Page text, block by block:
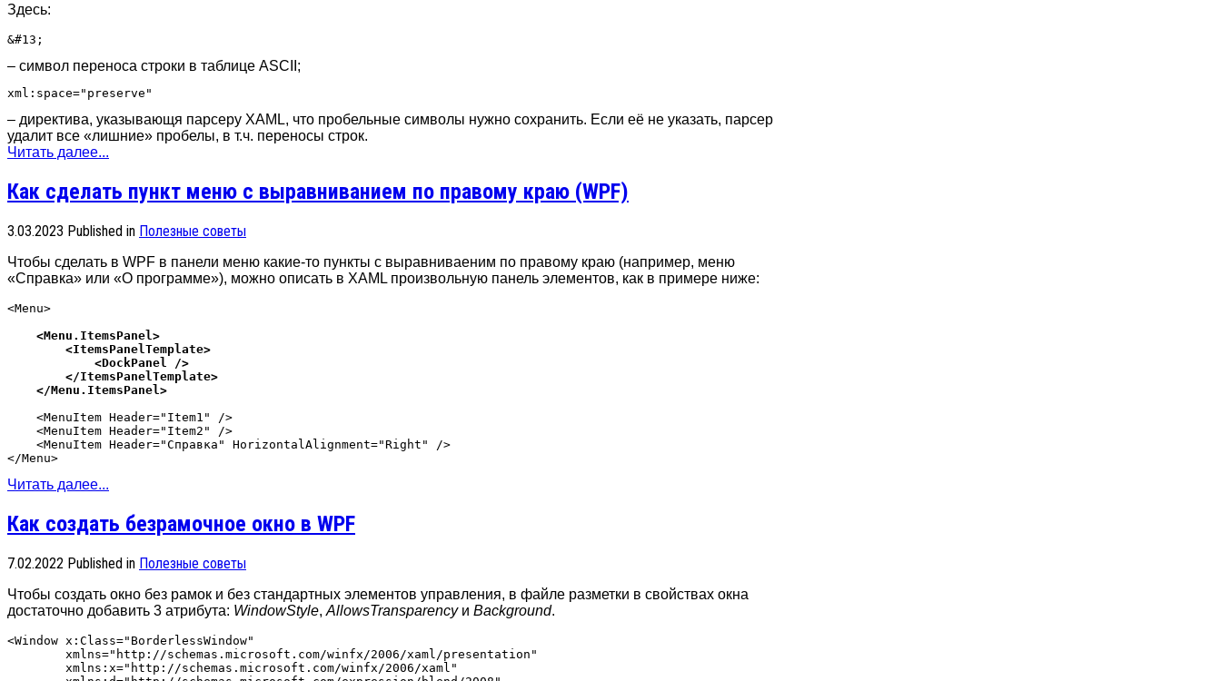
Здесь:
&#13;
– символ переноса строки в таблице ASCII;
xml:space="preserve"
– директива, указывающя парсеру XAML, что пробельные символы нужно сохранить. Если её не указать, парсер
удалит все «лишние» пробелы, в т.ч. переносы строк.
Читать далее...
Как сделать пункт меню с выравниванием по правому краю (WPF)
3.03.2023 Published in Полезные советы
Чтобы сделать в WPF в панели меню какие-то пункты с выравниваеним по правому краю (например, меню
«Справка» или «О программе»), можно описать в XAML произвольную панель элементов, как в примере ниже:
    <Menu.ItemsPanel>
        <ItemsPanelTemplate>
            <DockPanel />
        </ItemsPanelTemplate>
    <MenuItem Header="Item1" />
    <MenuItem Header="Item2" />
    <MenuItem Header="Справка" HorizontalAlignment="Right" />
Читать далее...
Как создать безрамочное окно в WPF
7.02.2022 Published in Полезные советы
Чтобы создать окно без рамок и без стандартных элементов управления, в файле разметки в свойствах окна
достаточно добавить 3 атрибута: WindowStyle, AllowsTransparencyи Background.
<Window x:Class="BorderlessWindow"
        xmlns="http://schemas.microsoft.com/winfx/2006/xaml/presentation"
        xmlns:x="http://schemas.microsoft.com/winfx/2006/xaml"